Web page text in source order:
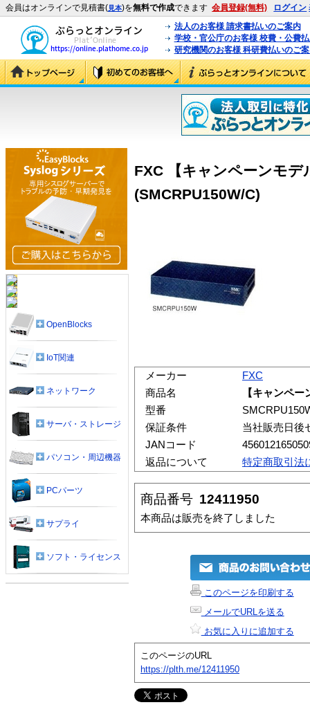
会員はオンラインで見積書(見本)を無料で作成できます 会員登録(無料) ログイン
法人のお客様 請求書払いのご案内
学校・官公庁のお客様 校費・公費
研究機関のお客様 科研費払いのご
FXC 【キャンペーンモデ
(SMCRPU150W/C)
メーカー
FXC
商品名
【キャンペ
型番
保証条件
当社販売日後
JANコード
返品について
特定商取引法
商品番号 12411950
本商品は販売を終了しました
このページを印刷する
メールでURLを送る
お気に入りに追加する
このページのURL
https://plth.me/12411950
OpenBlocks
IoT関連
ネットワーク
サーバ・ストレージ
パソコン・周辺機器
PCパーツ
サプライ
ソフト・ライセンス